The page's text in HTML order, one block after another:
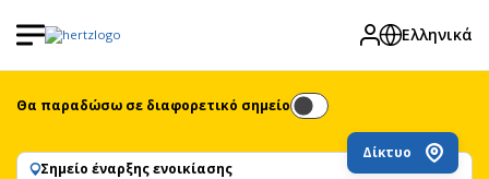
Ελληνικά
Θα παραδώσω σε διαφορετικό σημείο
Σημείο έναρξης ενοικίασης
Δίκτυο